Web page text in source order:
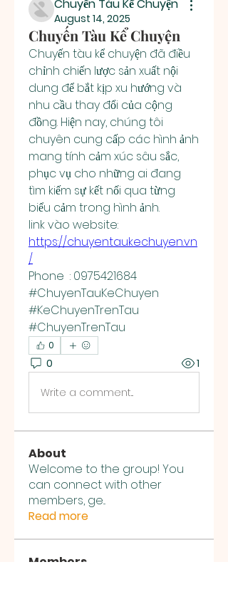
Chuyến Tàu Kể Chuyện
August 14, 2025
Chuyến Tàu Kể Chuyện
Chuyến tàu kể chuyện đã điều
chỉnh chiến lược sản xuất nội
dung để bắt kịp xu hướng và
nhu cầu thay đổi của cộng
đồng. Hiện nay, chúng tôi
chuyên cung cấp các hình ảnh
mang tính cảm xúc sâu sắc,
phục vụ cho những ai đang
tìm kiếm sự kết nối qua từng
biểu cảm trong hình ảnh.
https://chuyentaukechuyen.vn
/
Phone  : 0975421684
#ChuyenTauKeChuyen
#KeChuyenTrenTau
#ChuyenTrenTau
0
0 1
Write a comment...
About
Welcome to the group! You
can connect with other
members, ge...
Read more
Members